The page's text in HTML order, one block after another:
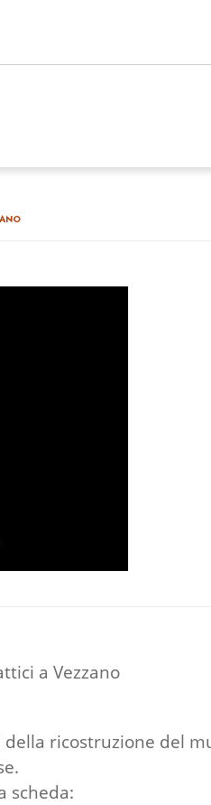
a Vezzano
ricostruzione del
scheda: